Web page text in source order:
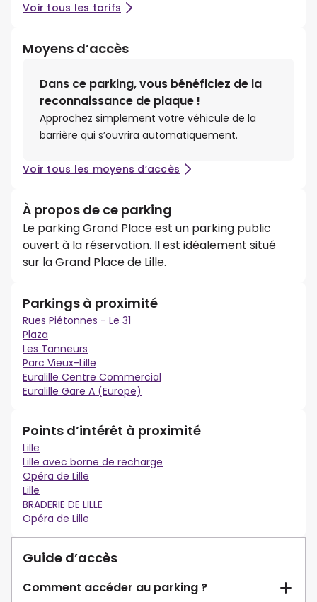
Voir tous les tarifs
Moyens d’accès
Dans ce parking, vous bénéficiez de la
reconnaissance de plaque !
Approchez simplement votre véhicule de la
barrière qui s’ouvrira automatiquement.
Voir tous les moyens d’accès
À propos de ce parking
Le parking Grand Place est un parking public
ouvert à la réservation. Il est idéalement situé
sur la Grand Place de Lille.
Parkings à proximité
Rues Piétonnes - Le 31
Plaza
Les Tanneurs
Parc Vieux-Lille
Euralille Centre Commercial
Euralille Gare A (Europe)
Points d’intérêt à proximité
Lille
Lille avec borne de recharge
Opéra de Lille
Lille
BRADERIE DE LILLE
Opéra de Lille
Guide d’accès
Comment accéder au parking ?